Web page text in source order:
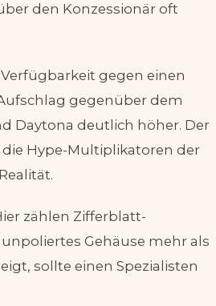
den Konzessionär oft
gegen einen
gegenüber dem
Daytona deutlich höher. Der
Hype-Multiplikatoren der
zählen Zifferblatt-
Gehäuse mehr als
sollte einen Spezialisten